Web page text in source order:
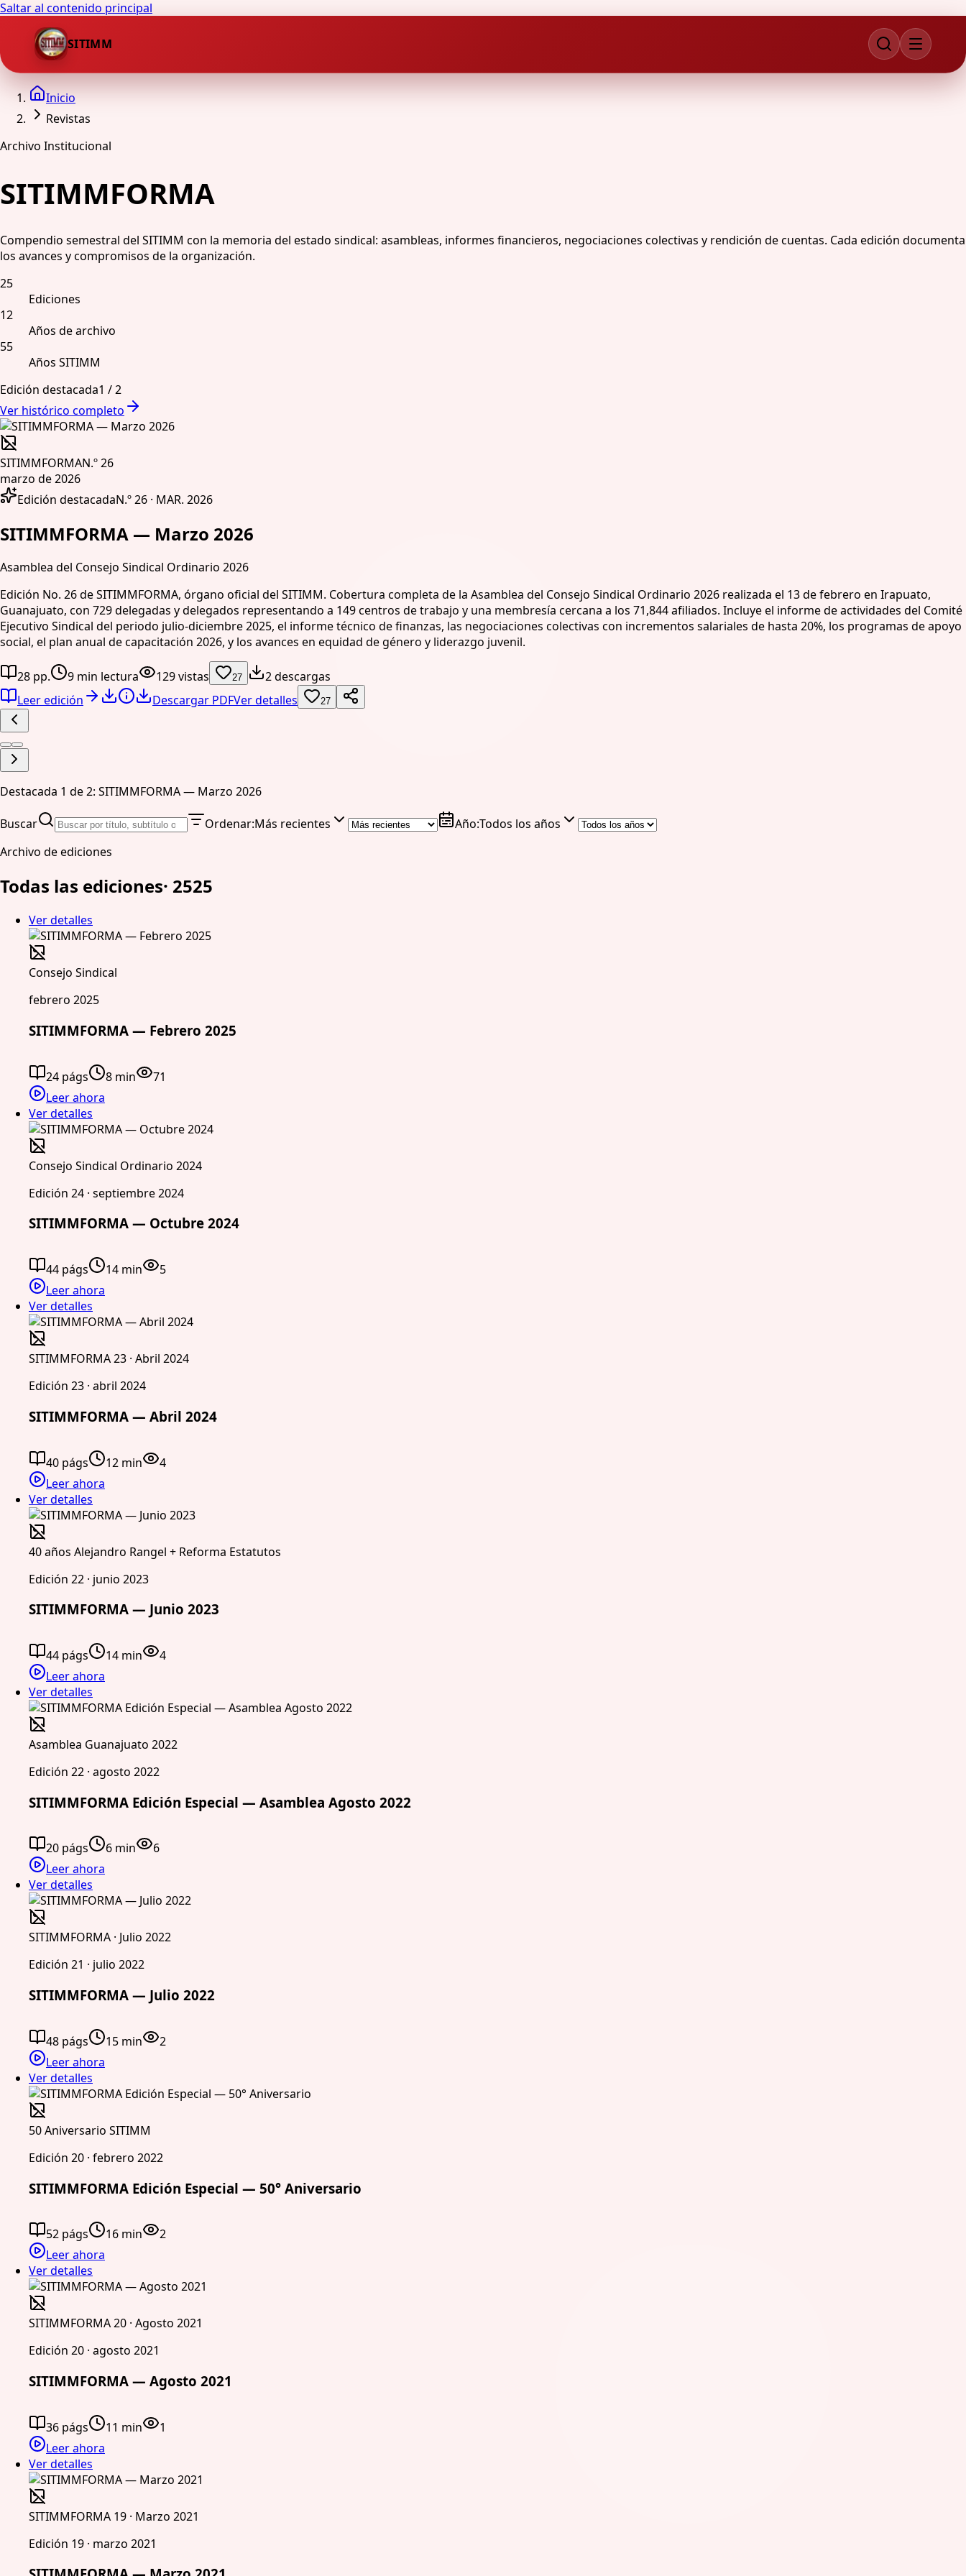
Saltar al contenido principal
SITIMM
Inicio
Revistas
Archivo Institucional
SITIMMFORMA
Compendio semestral del SITIMM con la memoria del estado sindical: asambleas, informes financieros, negociaciones colectivas y rendición de cuentas. Cada edición documenta
los avances y compromisos de la organización.
25
Ediciones
12
Años de archivo
55
Años SITIMM
Edición destacada1 /2
Ver histórico completo
SITIMMFORMAN.º 26
marzo de 2026
Edición destacadaN.º 26 · MAR. 2026
SITIMMFORMA — Marzo 2026
Asamblea del Consejo Sindical Ordinario 2026
Edición No. 26 de SITIMMFORMA, órgano oficial del SITIMM. Cobertura completa de la Asamblea del Consejo Sindical Ordinario 2026 realizada el 13 de febrero en Irapuato,
Guanajuato, con 729 delegadas y delegados representando a 149 centros de trabajo y una membresía cercana a los 71,844 afiliados. Incluye el informe de actividades del Comité
Ejecutivo Sindical del periodo julio-diciembre 2025, el informe técnico de finanzas, las negociaciones colectivas con incrementos salariales de hasta 20%, los programas de apoyo
social, el plan anual de capacitación 2026, y los avances en equidad de género y liderazgo juvenil.
28 pp. 9 min lectura 129 vistas 27
2 descargas
Leer edición
Descargar PDFVer detalles 27
Destacada 1 de 2: SITIMMFORMA — Marzo 2026
Buscar Ordenar:Más recientes Año:Todos los años
Archivo de ediciones
Todas las ediciones· 2525
Ver detalles
Consejo Sindical
febrero 2025
SITIMMFORMA — Febrero 2025
24 págs 8 min
71
Leer ahora
Ver detalles
Consejo Sindical Ordinario 2024
Edición 24 · septiembre 2024
SITIMMFORMA — Octubre 2024
44 págs 14 min
5
Leer ahora
Ver detalles
SITIMMFORMA 23 · Abril 2024
Edición 23 · abril 2024
SITIMMFORMA — Abril 2024
40 págs 12 min
4
Leer ahora
Ver detalles
40 años Alejandro Rangel + Reforma Estatutos
Edición 22 · junio 2023
SITIMMFORMA — Junio 2023
44 págs 14 min
4
Leer ahora
Ver detalles
Asamblea Guanajuato 2022
Edición 22 · agosto 2022
SITIMMFORMA Edición Especial — Asamblea Agosto 2022
20 págs 6 min
6
Leer ahora
Ver detalles
SITIMMFORMA · Julio 2022
Edición 21 · julio 2022
SITIMMFORMA — Julio 2022
48 págs 15 min
2
Leer ahora
Ver detalles
50 Aniversario SITIMM
Edición 20 · febrero 2022
SITIMMFORMA Edición Especial — 50° Aniversario
52 págs 16 min
2
Leer ahora
Ver detalles
SITIMMFORMA 20 · Agosto 2021
Edición 20 · agosto 2021
SITIMMFORMA — Agosto 2021
36 págs 11 min
1
Leer ahora
Ver detalles
SITIMMFORMA 19 · Marzo 2021
Edición 19 · marzo 2021